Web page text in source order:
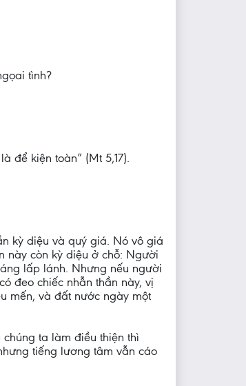
tình?
để kiện toàn” (Mt 5,17).
kỳ diệu và quý giá. Nó vô giá
này còn kỳ diệu ở chỗ: Người
lấp lánh. Nhưng nếu người
đeo chiếc nhẫn thần này, vị
mến, và đất nước ngày một
ta làm điều thiện thì
tiếng lương tâm vẫn cáo